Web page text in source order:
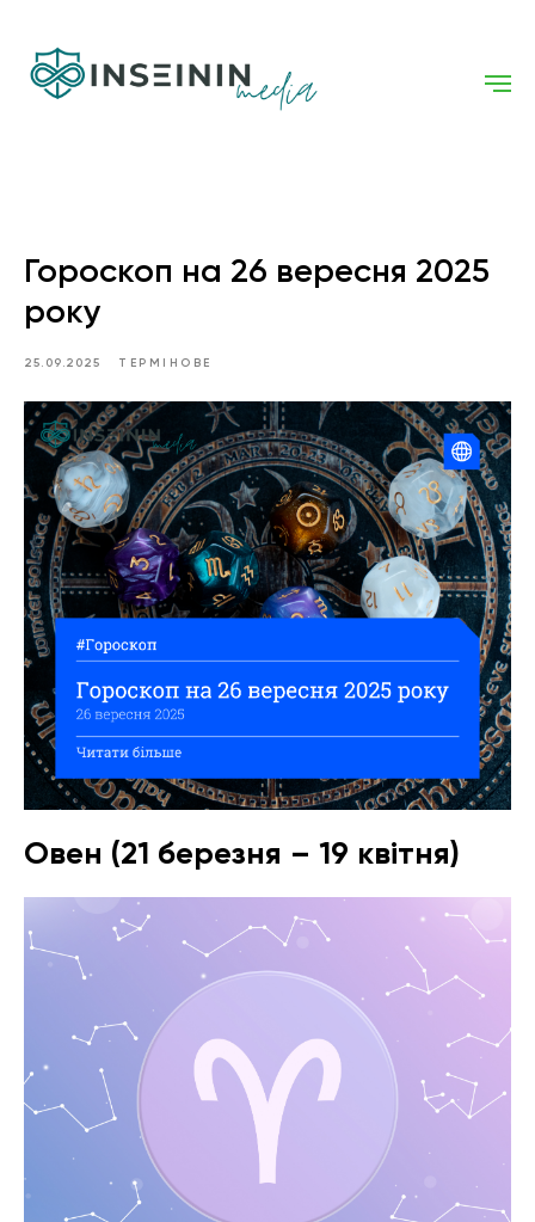
Гороскоп на 26 вересня 2025
року
25.09.2025 ТЕРМІНОВЕ
Овен (21 березня – 19 квітня)